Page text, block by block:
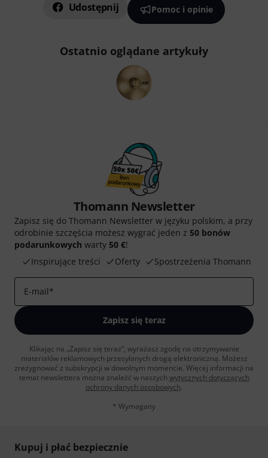
Udostępnij Pomoc i opinie
Ostatnio oglądane artykuły
Thomann Newsletter
Zapisz się do Thomann Newsletter w języku polskim, a przy
odrobinie szczęścia możesz wygrać jeden z 50 bonów
podarunkowych warty 50 €!
Inspirujące treści
Oferty Spostrzeżenia Thomann
E-mail*
Zapisz się teraz
Klikając na „Zapisz się teraz”, wyrażasz zgodę na otrzymywanie
materialów reklamowych przesyłanych drogą elektroniczną. Możesz
zrezygnować z subskrypcji w dowolnym momencie. Więcej informacji na
temat newslettera można znaleźć w naszych wytycznych dotyczących
ochrony danych ososbowych.
* Wymagany
Kupuj i płać bezpiecznie